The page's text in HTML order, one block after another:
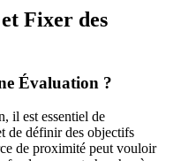
Fixer des
Évaluation ?
il est essentiel de
de définir des objectifs
de proximité peut vouloir